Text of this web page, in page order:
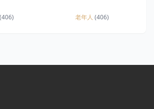
(406) 老年人 (406)